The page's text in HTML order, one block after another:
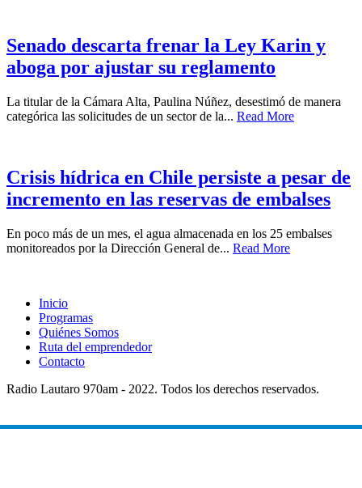
Senado descarta frenar la Ley Karin y
aboga por ajustar su reglamento
La titular de la Cámara Alta, Paulina Núñez, desestimó de manera
categórica las solicitudes de un sector de la... Read More
Crisis hídrica en Chile persiste a pesar de
incremento en las reservas de embalses
En poco más de un mes, el agua almacenada en los 25 embalses
monitoreados por la Dirección General de... Read More
Inicio
Programas
Quiénes Somos
Ruta del emprendedor
Contacto
Radio Lautaro 970am - 2022. Todos los derechos reservados.